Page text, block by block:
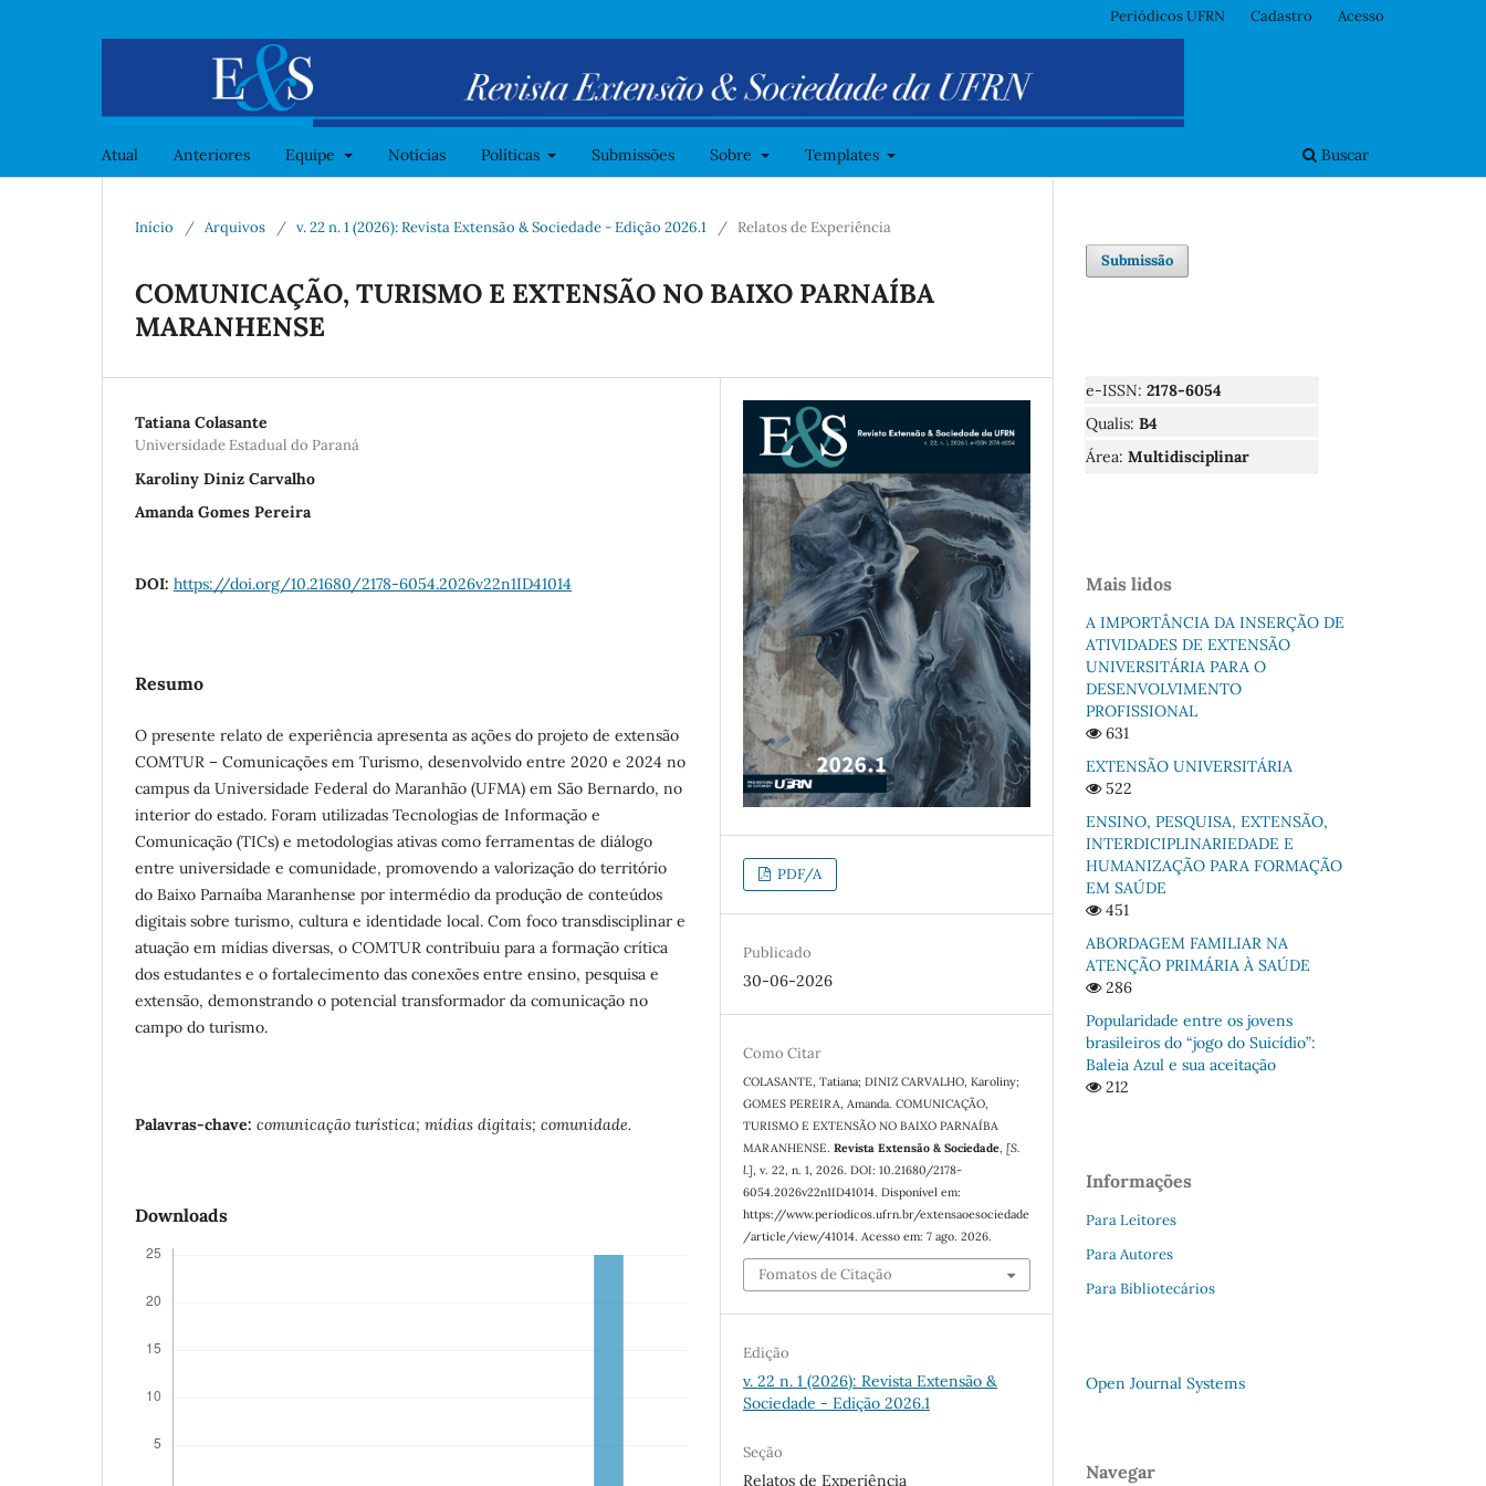
Atual Anteriores Equipe Notícias Políticas Submissões Sobre Templates Buscar
Periódicos UFRN Cadastro Acesso
Início / Arquivos / v. 22 n. 1 (2026): Revista Extensão & Sociedade - Edição 2026.1 / Relatos de Experiência
COMUNICAÇÃO, TURISMO E EXTENSÃO NO BAIXO PARNAÍBA
MARANHENSE
Tatiana Colasante
Universidade Estadual do Paraná
Karoliny Diniz Carvalho
Amanda Gomes Pereira
DOI: https://doi.org/10.21680/2178-6054.2026v22n1ID41014
Resumo
O presente relato de experiência apresenta as ações do projeto de extensão
COMTUR – Comunicações em Turismo, desenvolvido entre 2020 e 2024 no
campus da Universidade Federal do Maranhão (UFMA) em São Bernardo, no
interior do estado. Foram utilizadas Tecnologias de Informação e
Comunicação (TICs) e metodologias ativas como ferramentas de diálogo
entre universidade e comunidade, promovendo a valorização do território
do Baixo Parnaíba Maranhense por intermédio da produção de conteúdos
digitais sobre turismo, cultura e identidade local. Com foco transdisciplinar e
atuação em mídias diversas, o COMTUR contribuiu para a formação crítica
dos estudantes e o fortalecimento das conexões entre ensino, pesquisa e
extensão, demonstrando o potencial transformador da comunicação no
campo do turismo.
Palavras-chave: comunicação turística; mídias digitais; comunidade.
Downloads
PDF/A
Publicado
30-06-2026
Como Citar
COLASANTE, Tatiana; DINIZ CARVALHO, Karoliny;
GOMES PEREIRA, Amanda. COMUNICAÇÃO,
TURISMO E EXTENSÃO NO BAIXO PARNAÍBA
MARANHENSE.Revista Extensão & Sociedade ,[S.
l.] , v. 22, n. 1, 2026. DOI: 10.21680/2178-
6054.2026v22n1ID41014. Disponível em:
https://www.periodicos.ufrn.br/extensaoesociedade
/article/view/41014. Acesso em: 7 ago. 2026.
Fomatos de Citação
Edição
v. 22 n. 1 (2026): Revista Extensão &
Sociedade - Edição 2026.1
Seção
Relatos de Experiência
Submissão
e-ISSN: 2178-6054
Qualis: B4
Área: Multidisciplinar
Mais lidos
A IMPORTÂNCIA DA INSERÇÃO DE
ATIVIDADES DE EXTENSÃO
UNIVERSITÁRIA PARA O
DESENVOLVIMENTO
PROFISSIONAL
631
EXTENSÃO UNIVERSITÁRIA
522
ENSINO, PESQUISA, EXTENSÃO,
INTERDICIPLINARIEDADE E
HUMANIZAÇÃO PARA FORMAÇÃO
EM SAÚDE
451
ABORDAGEM FAMILIAR NA
ATENÇÃO PRIMÁRIA À SAÚDE
286
Popularidade entre os jovens
brasileiros do “jogo do Suicídio”:
Baleia Azul e sua aceitação
212
Informações
Para Leitores
Para Autores
Para Bibliotecários
Open Journal Systems
Navegar